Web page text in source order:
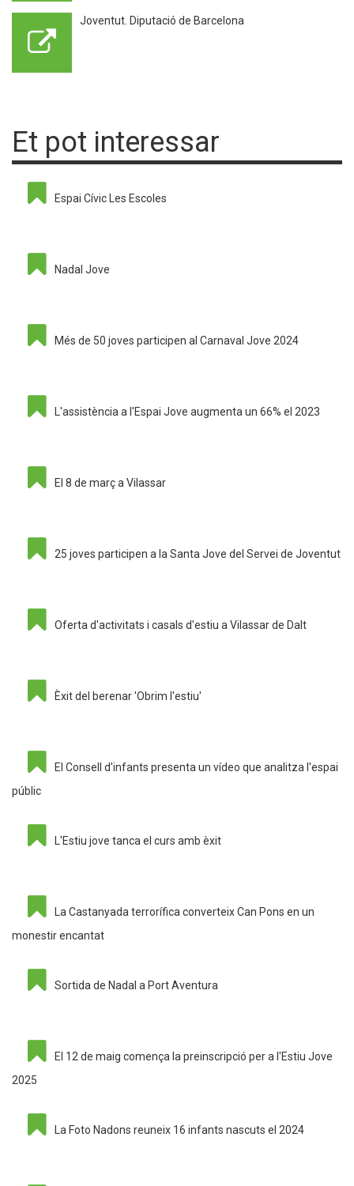
Joventut. Diputació de Barcelona
Et pot interessar
Espai Cívic Les Escoles
Nadal Jove
Més de 50 joves participen al Carnaval Jove 2024
L'assistència a l'Espai Jove augmenta un 66% el 2023
El 8 de març a Vilassar
25 joves participen a la Santa Jove del Servei de Joventut
Oferta d'activitats i casals d'estiu a Vilassar de Dalt
Èxit del berenar 'Obrim l'estiu'
El Consell d'infants presenta un vídeo que analitza l'espai
públic
L'Estiu jove tanca el curs amb èxit
La Castanyada terrorífica converteix Can Pons en un
monestir encantat
Sortida de Nadal a Port Aventura
El 12 de maig comença la preinscripció per a l'Estiu Jove
2025
La Foto Nadons reuneix 16 infants nascuts el 2024